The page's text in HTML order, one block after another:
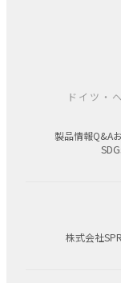
ドイツ・
製品情報Q&A
株式会社